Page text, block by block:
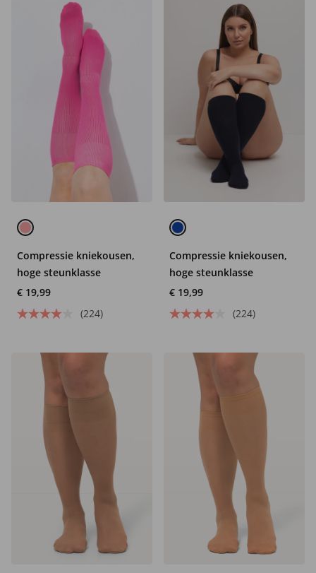
Compressie kniekousen,
hoge steunklasse
€ 19,99
(224)
Compressie kniekousen,
hoge steunklasse
€ 19,99
(224)